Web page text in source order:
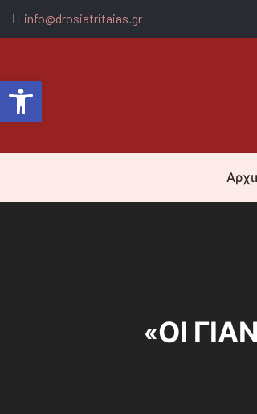
info@drosiatritaias.gr
«ΟΙ
Ανοίξτε τη γραμμή εργαλείων